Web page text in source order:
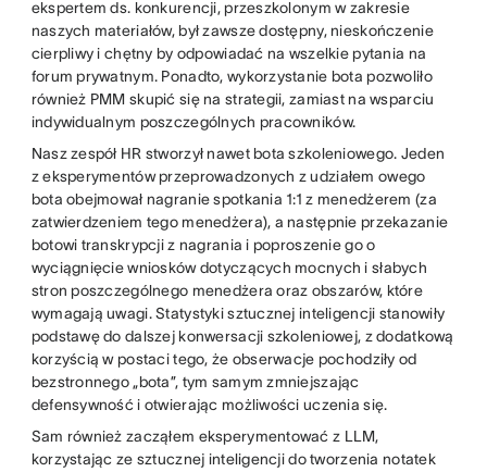
ekspertem ds. konkurencji, przeszkolonym w zakresie
naszych materiałów, był zawsze dostępny, nieskończenie
cierpliwy i chętny by odpowiadać na wszelkie pytania na
forum prywatnym. Ponadto, wykorzystanie bota pozwoliło
również PMM skupić się na strategii, zamiast na wsparciu
indywidualnym poszczególnych pracowników.
Nasz zespół HR stworzył nawet bota szkoleniowego. Jeden
z eksperymentów przeprowadzonych z udziałem owego
bota obejmował nagranie spotkania 1:1 z menedżerem (za
zatwierdzeniem tego menedżera), a następnie przekazanie
botowi transkrypcji z nagrania i poproszenie go o
wyciągnięcie wniosków dotyczących mocnych i słabych
stron poszczególnego menedżera oraz obszarów, które
wymagają uwagi. Statystyki sztucznej inteligencji stanowiły
podstawę do dalszej konwersacji szkoleniowej, z dodatkową
korzyścią w postaci tego, że obserwacje pochodziły od
bezstronnego „bota”, tym samym zmniejszając
defensywność i otwierając możliwości uczenia się.
Sam również zacząłem eksperymentować z LLM,
korzystając ze sztucznej inteligencji do tworzenia notatek